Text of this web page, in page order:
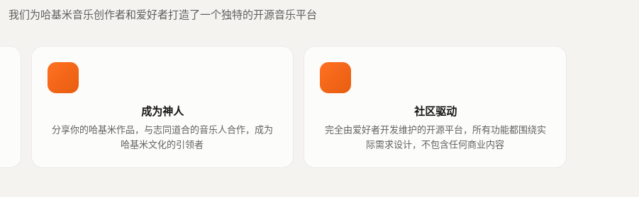
我们为哈基米音乐创作者和爱好者打造了一个独特的开源音乐平台
成为神人
分享你的哈基米作品，与志同道合的音乐人合作，成为
哈基米文化的引领者
社区驱动
完全由爱好者开发维护的开源平台，所有功能都围绕实
际需求设计，不包含任何商业内容